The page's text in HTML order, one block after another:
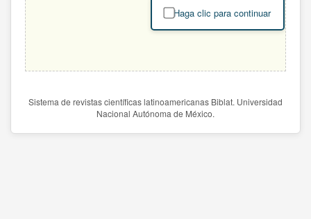
Haga clic para continuar
Sistema de revistas científicas latinoamericanas Biblat. Universidad
Nacional Autónoma de México.